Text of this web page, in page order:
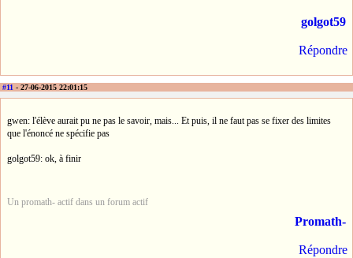
golgot59
Répondre
#11 - 27-06-2015 22:01:15
gwen: l'élève aurait pu ne pas le savoir, mais... Et puis, il ne faut pas se fixer des limites
que l'énoncé ne spécifie pas
golgot59: ok, à finir
Un promath- actif dans un forum actif
Promath-
Répondre